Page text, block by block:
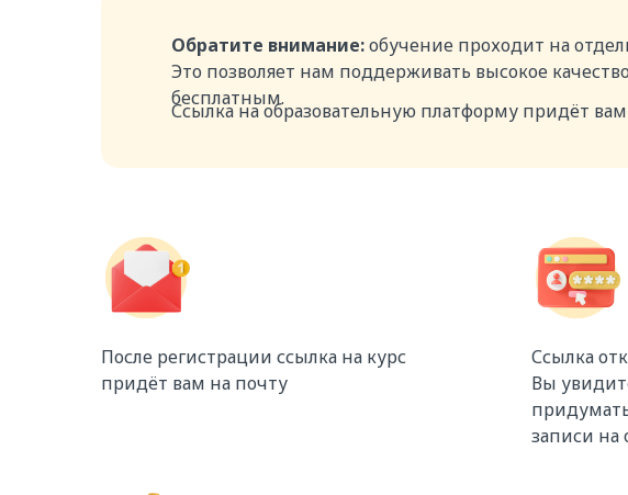
Обратите внимание:обучение проходит на
Это позволяет нам поддерживать высокое
бесплатным.
Ссылка на образовательную платформу придёт
После регистрации ссылка на курс
придёт вам на почту
Ссылка
Вы
записи на